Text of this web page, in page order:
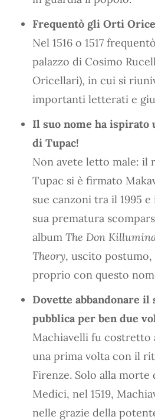
Frequentò gli Orti
Nel 1516 o 1517
palazzo di Cosimo
Oricellari), in cui si
importanti letterati e
Il suo nome ha ispirato
di Tupac!
Non avete letto male: il
Tupac si è firmato
sue canzoni tra il 1995 e
sua prematura
album The Don
Theory, uscito
proprio con questo
Dovette abbandonare
pubblica per ben due
Machiavelli fu costretto
una prima volta con il
Firenze. Solo alla morte
Medici, nel 1519,
nelle grazie della